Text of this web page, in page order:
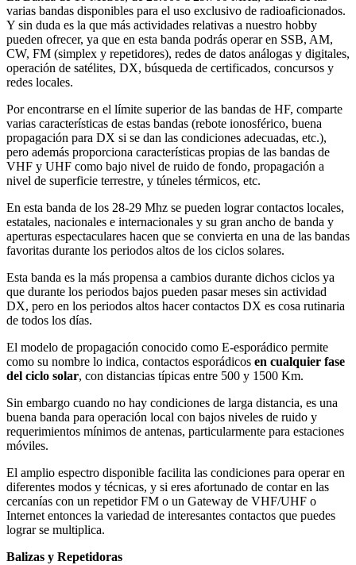
varias bandas disponibles para el uso exclusivo de radioaficionados.
Y sin duda es la que más actividades relativas a nuestro hobby
pueden ofrecer, ya que en esta banda podrás operar en SSB, AM,
CW, FM (simplex y repetidores), redes de datos análogas y digitales,
operación de satélites, DX, búsqueda de certificados, concursos y
redes locales.
Por encontrarse en el límite superior de las bandas de HF, comparte
varias características de estas bandas (rebote ionosférico, buena
propagación para DX si se dan las condiciones adecuadas, etc.),
pero además proporciona características propias de las bandas de
VHF y UHF como bajo nivel de ruido de fondo, propagación a
nivel de superficie terrestre, y túneles térmicos, etc.
En esta banda de los 28-29 Mhz se pueden lograr contactos locales,
estatales, nacionales e internacionales y su gran ancho de banda y
aperturas espectaculares hacen que se convierta en una de las bandas
favoritas durante los periodos altos de los ciclos solares.
Esta banda es la más propensa a cambios durante dichos ciclos ya
que durante los periodos bajos pueden pasar meses sin actividad
DX, pero en los periodos altos hacer contactos DX es cosa rutinaria
de todos los días.
El modelo de propagación conocido como E-esporádico permite
como su nombre lo indica, contactos esporádicos en cualquier fase
del ciclo solar, con distancias típicas entre 500 y 1500 Km.
Sin embargo cuando no hay condiciones de larga distancia, es una
buena banda para operación local con bajos niveles de ruido y
requerimientos mínimos de antenas, particularmente para estaciones
móviles.
El amplio espectro disponible facilita las condiciones para operar en
diferentes modos y técnicas, y si eres afortunado de contar en las
cercanías con un repetidor FM o un Gateway de VHF/UHF o
Internet entonces la variedad de interesantes contactos que puedes
lograr se multiplica.
Balizas y Repetidoras